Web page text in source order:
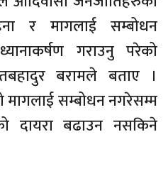
र मागलाई सम्बोधन
गराउनु परेको
बरामले बताए ।
सम्बोधन नगरेसम्म
दायरा बढाउन नसकिने